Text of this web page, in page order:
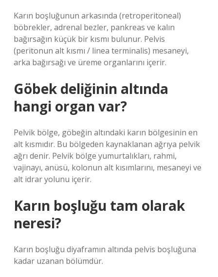
Karın boşluğunun arkasında (retroperitoneal)
böbrekler, adrenal bezler, pankreas ve kalın
bağırsağın küçük bir kısmı bulunur. Pelvis
(peritonun alt kısmı / linea terminalis) mesaneyi,
arka bağırsağı ve üreme organlarını içerir.
Göbek deliğinin altında
hangi organ var?
Pelvik bölge, göbeğin altındaki karın bölgesinin en
alt kısmıdır. Bu bölgeden kaynaklanan ağrıya pelvik
ağrı denir. Pelvik bölge yumurtalıkları, rahmi,
vajinayı, anüsü, kolonun alt kısımlarını, mesaneyi ve
alt idrar yolunu içerir.
Karın boşluğu tam olarak
neresi?
Karın boşluğu diyaframın altında pelvis boşluğuna
kadar uzanan bölümdür.